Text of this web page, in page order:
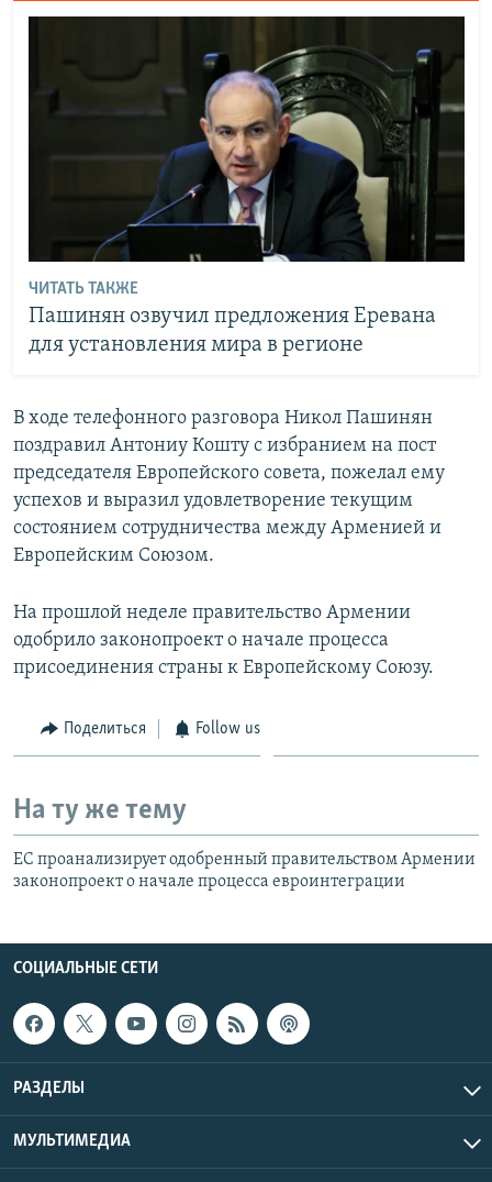
ЧИТАТЬ ТАКЖЕ
Пашинян озвучил предложения Еревана
для установления мира в регионе
В ходе телефонного разговора Никол Пашинян
поздравил Антониу Кошту с избранием на пост
председателя Европейского совета, пожелал ему
успехов и выразил удовлетворение текущим
состоянием сотрудничества между Арменией и
Европейским Союзом.
На прошлой неделе правительство Армении
одобрило законопроект о начале процесса
присоединения страны к Европейскому Союзу.
Поделиться Follow us
На ту же тему
ЕС проанализирует одобренный правительством Армении
законопроект о начале процесса евроинтеграции
СОЦИАЛЬНЫЕ СЕТИ
РАЗДЕЛЫ
МУЛЬТИМЕДИА